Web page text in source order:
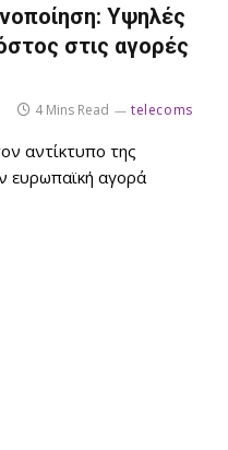
Υψηλές
στις αγορές
4 Mins Read telecoms
αντίκτυπο της
ευρωπαϊκή αγορά